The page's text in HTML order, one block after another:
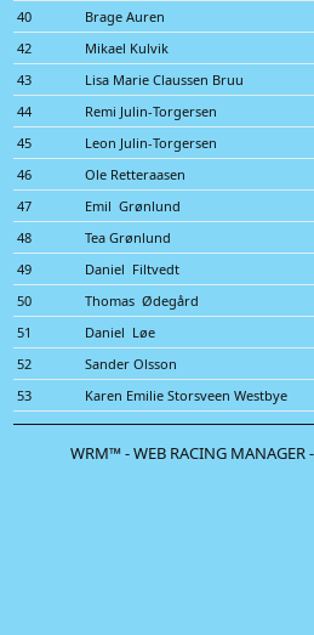
40
Brage Auren
42
Mikael Kulvik
43
Lisa Marie Claussen Bruu
44
Remi Julin-Torgersen
45
Leon Julin-Torgersen
46
Ole Retteraasen
47
Emil Grønlund
48
Tea Grønlund
49
Daniel Filtvedt
50
Thomas Ødegård
51
Daniel Løe
52
Sander Olsson
53
Karen Emilie Storsveen Westbye
WRM™ - WEB RACING MANAGER